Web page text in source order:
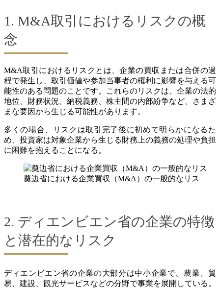
1. M&A取引におけるリスクの概
念
M&A取引におけるリスクとは、企業の買収または合併の過
程で発生し、取引価値や参加当事者の権利に影響を与える可
能性のある問題のことです。これらのリスクは、企業の法的
地位、財務状況、納税義務、株主間の内部紛争など、さまざ
まな要因から生じる可能性があります。
多くの場合、リスクは取引完了後に初めて明らかになるた
め、投資家は対象企業から生じる財務上の義務の処理や負担
に困難を抱えることになる。
奠边省における企業買収（M&A）の一般的なリス
2. ディエンビエン省の企業の特徴
と潜在的なリスク
ディエンビエン省の企業の大部分は中小企業で、農業、貿
易、建設、観光サービスなどの分野で事業を展開している。